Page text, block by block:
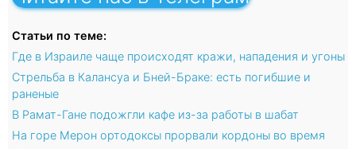
Статьи по теме:
Где в Израиле чаще происходят кражи, нападения и угоны
Стрельба в Калансуа и Бней-Браке: есть погибшие и
раненые
В Рамат-Гане подожгли кафе из-за работы в шабат
На горе Мерон ортодоксы прорвали кордоны во время